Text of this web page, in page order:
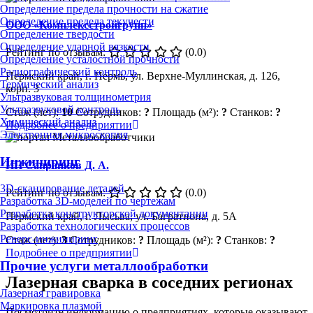
Определение предела прочности на сжатие
Определение предела текучести
Определение твердости
Определение ударной вязкости
Определение усталостной прочности
Радиографический контроль
Термический анализ
Ультразвуковая толщинометрия
Ультразвуковой контроль
Химический анализ
Электронная микроскопия
Инжиниринг
3D-сканирование деталей
Разработка 3D-моделей по чертежам
Разработка конструкторской документации
Разработка технологических процессов
Реверс-инжиниринг
Прочие услуги металлообработки
Лазерная гравировка
Маркировка плазмой
ООО «Комплексстройгрупп»
Рейтинг по отзывам:
(0.0)
Пермский край, г. Пермь, ул. Верхне-Муллинская, д. 126,
корп. 3
Стаж (лет):10 Сотрудников: ? Площадь (м²): ? Станков: ?
Подробнее о предприятии
ИП Сапранков Д. А.
Рейтинг по отзывам:
(0.0)
Пермский край, г. Лысьва, ул. Багратиона, д. 5А
Стаж (лет):3 Сотрудников: ? Площадь (м²): ? Станков: ?
Подробнее о предприятии
Лазерная сварка в соседних регионах